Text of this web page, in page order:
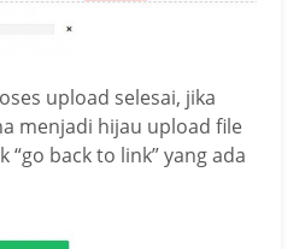
upload selesai, jika
menjadi hijau upload file
“go back to link” yang ada